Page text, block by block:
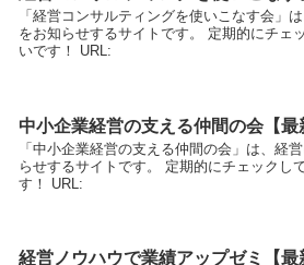
「経営コンサルティングを使いこなす会」
をお知らせするサイトです。 定期的にチェ
いです！ URL:
中小企業経営の支える仲間の会【最
「中小企業経営の支える仲間の会」は、経
らせするサイトです。 定期的にチェックし
す！ URL:
経営ノウハウで業績アップゼミ【最